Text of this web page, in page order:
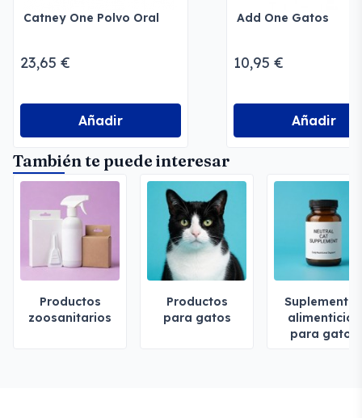
Catney One Polvo Oral
23,65 €
Añadir
Add One Gatos
10,95 €
Añadir
También te puede interesar
Productos
zoosanitarios
Productos
para gatos
Suplementos
alimenticios
para gatos